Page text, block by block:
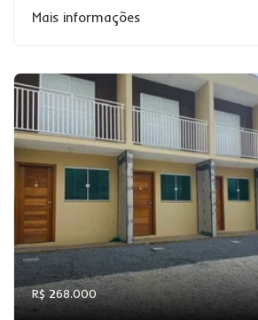
Mais informações
R$ 268.000